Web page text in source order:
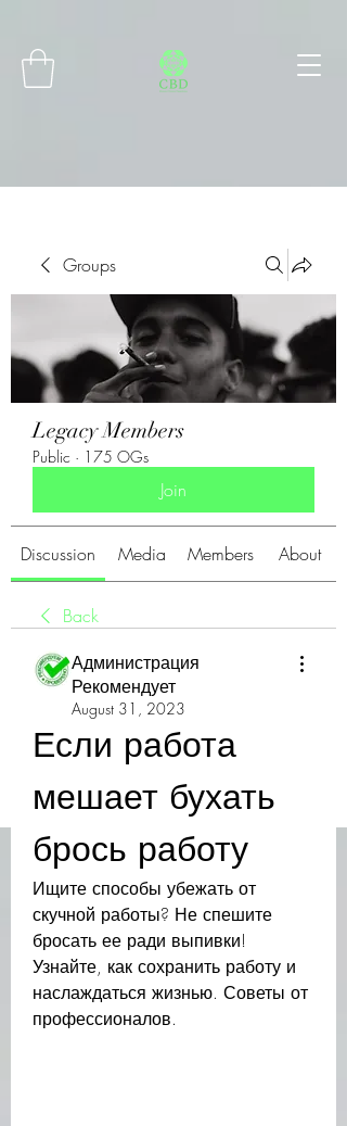
Groups
Legacy Members
Public · 175 OGs
Join
Discussion Media Members About
Back
Администрация
Рекомендует
August 31, 2023
Если работа
мешает бухать
брось работу
Ищите способы убежать от
скучной работы? Не спешите
бросать ее ради выпивки!
Узнайте, как сохранить работу и
наслаждаться жизнью. Советы от
профессионалов.